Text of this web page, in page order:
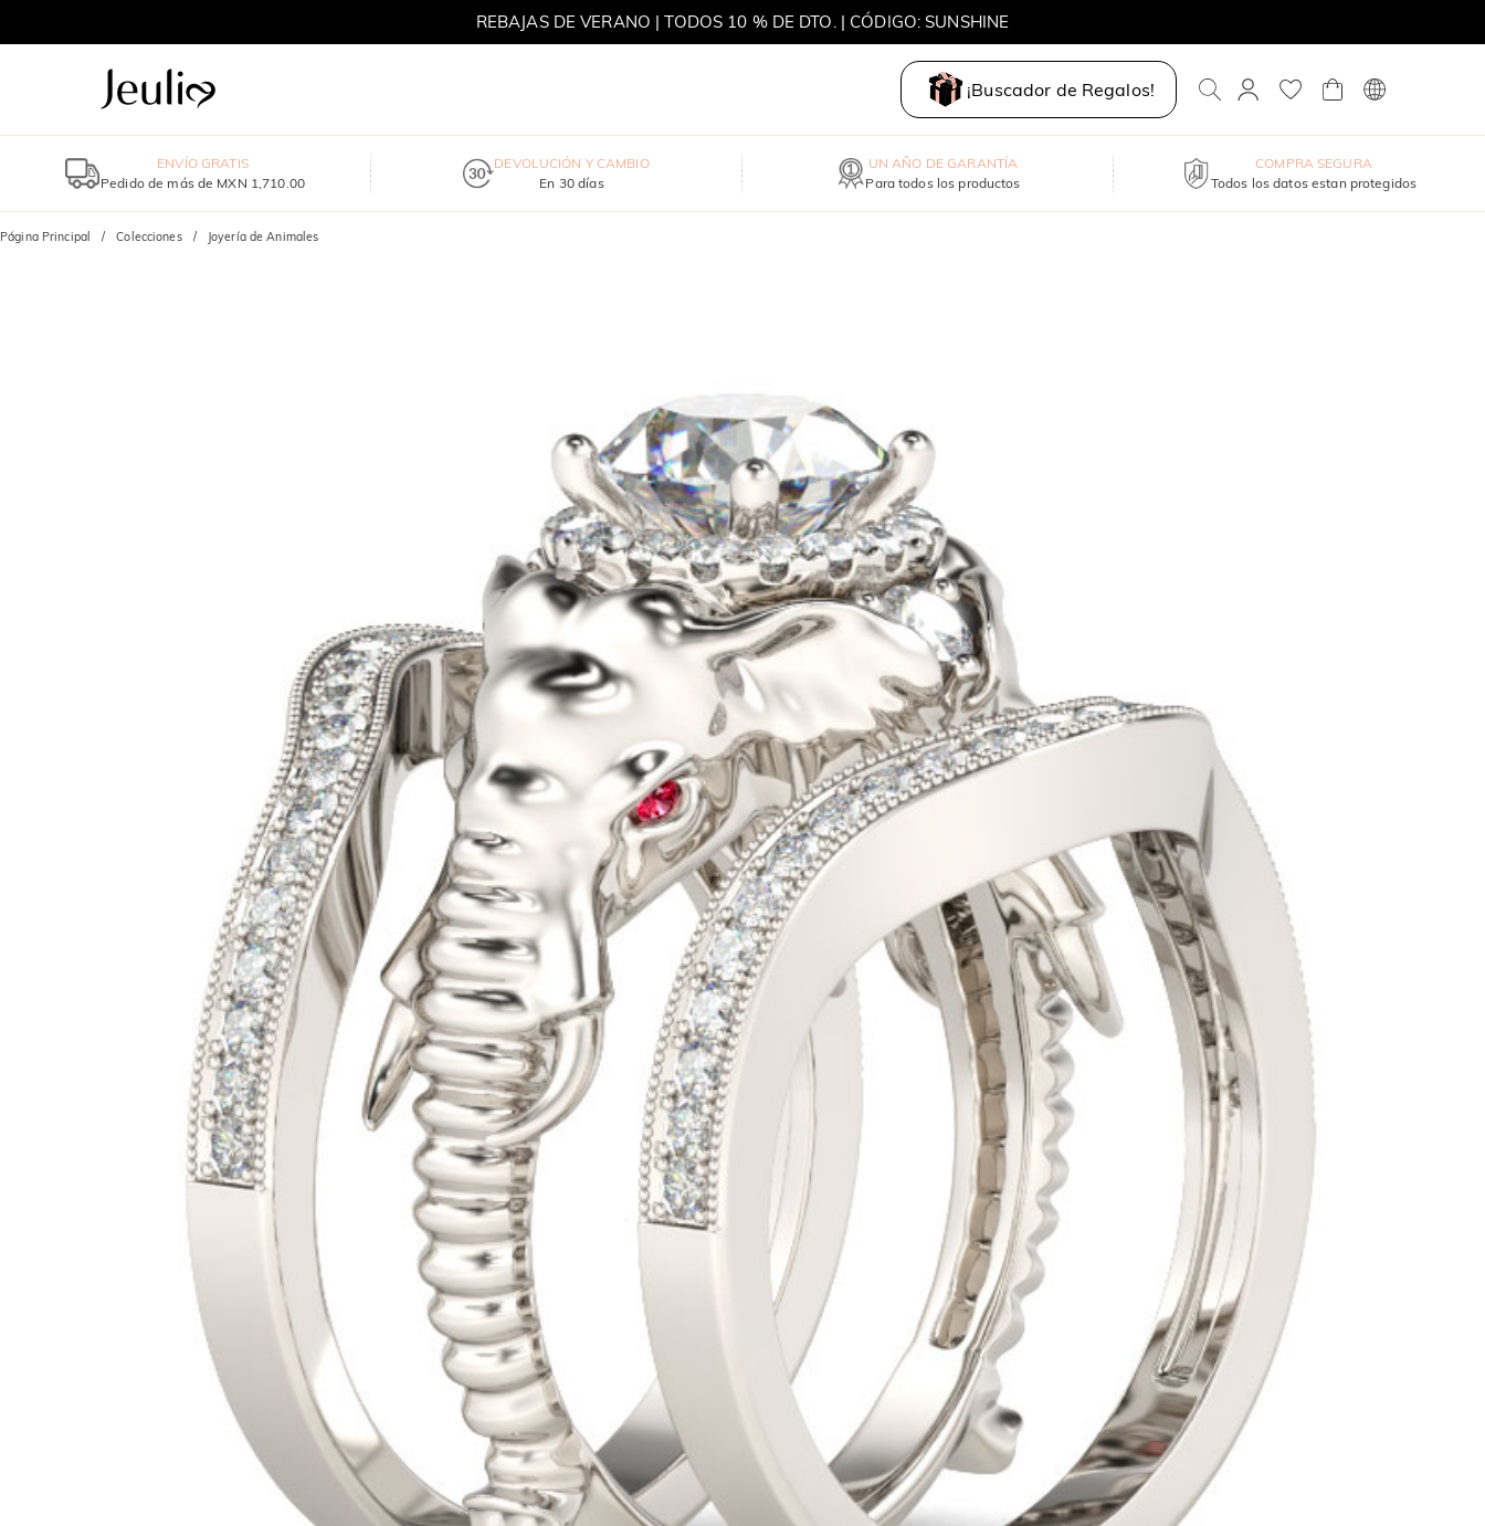
REBAJAS DE VERANO | TODOS 10 % DE DTO. | CÓDIGO: SUNSHINE
¡Buscador de Regalos!
ENVÍO GRATIS
Pedido de más de MXN 1,710.00
DEVOLUCIÓN Y CAMBIO
En 30 días
UN AÑO DE GARANTÍA
Para todos los productos
COMPRA SEGURA
Todos los datos estan protegidos
Página Principal Colecciones Joyería de Animales